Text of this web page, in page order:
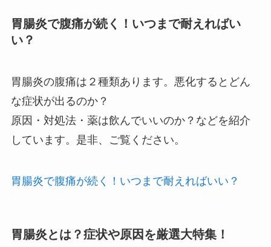
胃腸炎で腹痛が続く！いつまで耐えればい
い？
胃腸炎の腹痛は２種類あります。悪化するとどん
な症状が出るのか？
原因・対処法・薬は飲んでいいのか？などを紹介
しています。是非、ご覧ください。
胃腸炎で腹痛が続く！いつまで耐えればいい？
胃腸炎とは？症状や原因を厳選大特集！